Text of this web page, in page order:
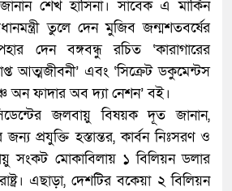
শেখ হাসিনা। সাবেক এ মার্কিন
তুলে দেন মুজিব জন্মশতবর্ষের
দেন বঙ্গবন্ধু রচিত ‘কারাগারের
আত্মজীবনী’ এবং ‘সিক্রেট ডকুমেন্টস
অন ফাদার অব দ্যা নেশন’ বই।
জলবায়ু বিষয়ক দূত জানান,
জন্য প্রযুক্তি হস্তান্তর, কার্বন নিঃসরণ ও
সংকট মোকাবিলায় ১ বিলিয়ন ডলার
এছাড়া, দেশটির বকেয়া ২ বিলিয়ন